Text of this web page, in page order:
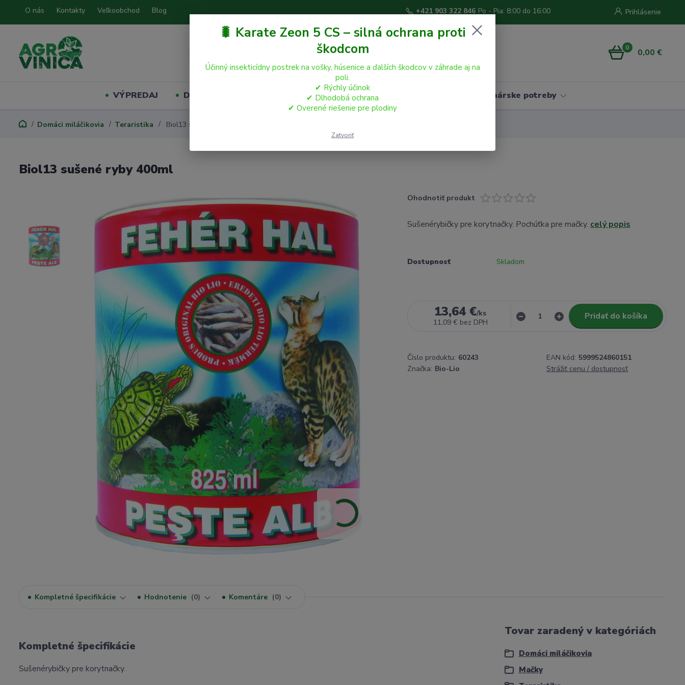
O nás Kontakty Veľkoobchod Blog Prihlásenie
+421 903 322 846 Po - Pia: 8:00 do 16:00
0 0,00 €
VÝPREDAJ Domáci miláčikovia Hospodárske zvieratá Vinárske potreby
Domáci miláčikovia Teraristika Biol13 sušené ryby 400ml
Biol13 sušené ryby 400ml
Ohodnotiť produkt
Sušenérybičky pre korytnačky. Pochúťka pre mačky. celý popis
Dostupnosť Skladom
13,64 €/ks
11,09 € bez DPH
Pridať do košíka
Číslo produktu: 60243 EAN kód: 5999524860151
Značka: Bio-Lio Strážiť cenu / dostupnosť
Kompletné špecifikácie Hodnotenie 0 Komentáre 0
Kompletné špecifikácie
Sušenérybičky pre korytnačky.
Tovar zaradený v kategóriách
Domáci miláčikovia
Mačky
🐛 Karate Zeon 5 CS – silná ochrana proti
škodcom
Účinný insekticídny postrek na vošky, húsenice a ďalších škodcov v záhrade aj na
poli.
✔ Rýchly účinok
✔ Dlhodobá ochrana
✔ Overené riešenie pre plodiny
Zatvoriť